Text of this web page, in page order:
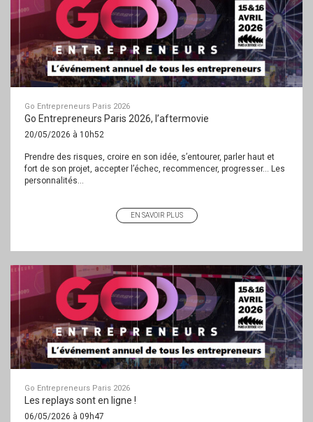
Go Entrepreneurs Paris 2026
Go Entrepreneurs Paris 2026, l’aftermovie
20/05/2026 à 10h52
Prendre des risques, croire en son idée, s’entourer, parler haut et
fort de son projet, accepter l’échec, recommencer, progresser… Les
personnalités...
EN SAVOIR PLUS
Go Entrepreneurs Paris 2026
Les replays sont en ligne !
06/05/2026 à 09h47